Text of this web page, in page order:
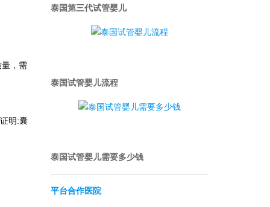
，需
明 :囊
泰国第三代试管婴儿
泰国试管婴儿流程
泰国试管婴儿需要多少钱
平台合作医院